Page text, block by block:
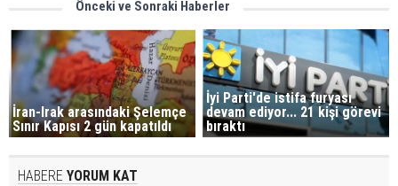
Önceki ve Sonraki Haberler
İran-Irak arasındaki Şelemçe
Sınır Kapısı 2 gün kapatıldı
İyi Parti'de istifa furyası
devam ediyor... 21 kişi görevi
bıraktı
HABERE YORUM KAT